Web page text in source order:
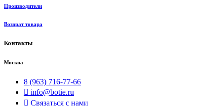
Производители
Возврат товара
Контакты
Москва
8 (963) 716-77-66
info@botie.ru
Связаться с нами